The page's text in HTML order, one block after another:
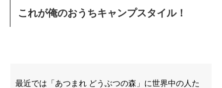
これが俺のおうちキャンプスタイル！
最近では「あつまれ どうぶつの森」に世界中の人た